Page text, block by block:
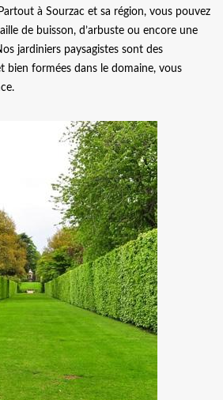
à Sourzac et sa région, vous pouvez
de buisson, d’arbuste ou encore une
jardiniers paysagistes sont des
bien formées dans le domaine, vous